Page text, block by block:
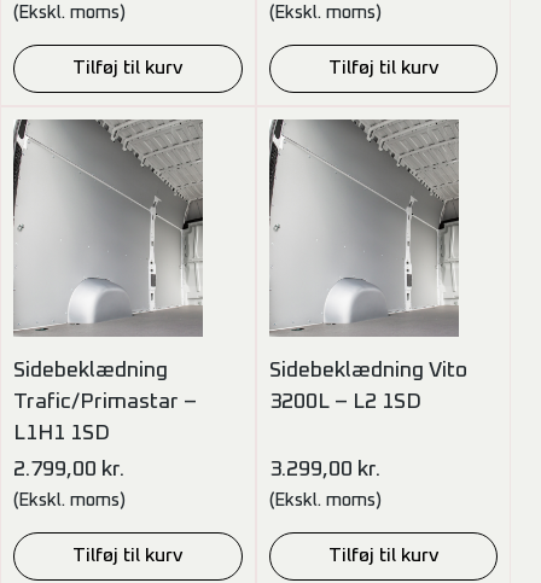
(Ekskl. moms)
Tilføj til kurv
(Ekskl. moms)
Tilføj til kurv
Sidebeklædning
Trafic/Primastar –
L1H1 1SD
2.799,00 kr.
(Ekskl. moms)
Tilføj til kurv
Sidebeklædning Vito
3200L – L2 1SD
3.299,00 kr.
(Ekskl. moms)
Tilføj til kurv